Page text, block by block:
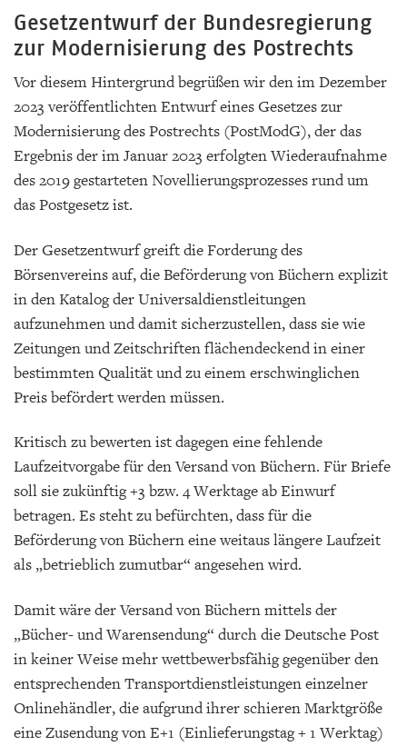
Gesetzentwurf der Bundesregierung
zur Modernisierung des Postrechts
Vor diesem Hintergrund begrüßen wir den im Dezember
2023 veröffentlichten Entwurf eines Gesetzes zur
Modernisierung des Postrechts (PostModG), der das
Ergebnis der im Januar 2023 erfolgten Wiederaufnahme
des 2019 gestarteten Novellierungsprozesses rund um
das Postgesetz ist.
Der Gesetzentwurf greift die Forderung des
Börsenvereins auf, die Beförderung von Büchern explizit
in den Katalog der Universaldienstleitungen
aufzunehmen und damit sicherzustellen, dass sie wie
Zeitungen und Zeitschriften flächendeckend in einer
bestimmten Qualität und zu einem erschwinglichen
Preis befördert werden müssen.
Kritisch zu bewerten ist dagegen eine fehlende
Laufzeitvorgabe für den Versand von Büchern. Für Briefe
soll sie zukünftig +3 bzw. 4 Werktage ab Einwurf
betragen. Es steht zu befürchten, dass für die
Beförderung von Büchern eine weitaus längere Laufzeit
als „betrieblich zumutbar“ angesehen wird.
Damit wäre der Versand von Büchern mittels der
„Bücher- und Warensendung“ durch die Deutsche Post
in keiner Weise mehr wettbewerbsfähig gegenüber den
entsprechenden Transportdienstleistungen einzelner
Onlinehändler, die aufgrund ihrer schieren Marktgröße
eine Zusendung von E+1 (Einlieferungstag + 1 Werktag)